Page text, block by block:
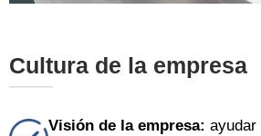
Cultura de la empresa
———
Visión de la empresa: ayudar